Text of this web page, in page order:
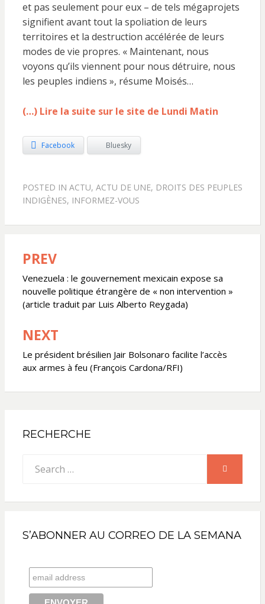
et pas seulement pour eux – de tels mégaprojets
signifient avant tout la spoliation de leurs
territoires et la destruction accélérée de leurs
modes de vie propres. « Maintenant, nous
voyons qu’ils viennent pour nous détruire, nous
les peuples indiens », résume Moisés…
(…) Lire la suite sur le site de Lundi Matin
Facebook Bluesky
POSTED IN ACTU, ACTU DE UNE, DROITS DES PEUPLES
INDIGÈNES, INFORMEZ-VOUS
Navigation
de
l’article
PREV
Venezuela : le gouvernement mexicain expose sa
nouvelle politique étrangère de « non intervention »
(article traduit par Luis Alberto Reygada)
NEXT
Le président brésilien Jair Bolsonaro facilite l’accès
aux armes à feu (François Cardona/RFI)
RECHERCHE
for:
SEARCH
S’ABONNER AU CORREO DE LA SEMANA